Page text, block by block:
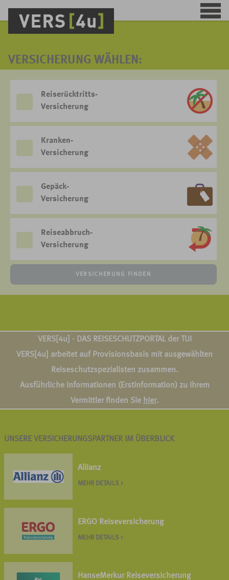
VERSICHERUNG WÄHLEN:
Reiserücktritts-
Versicherung
Kranken-
Versicherung
Gepäck-
Versicherung
Reiseabbruch-
Versicherung
VERSICHERUNG FINDEN
VERS[4u] - DAS REISESCHUTZPORTAL der TUI
VERS[4u] arbeitet auf Provisionsbasis mit ausgewählten
Reiseschutzspezialisten zusammen.
Ausführliche Informationen (Erstinformation) zu Ihrem
Vermittler finden Sie hier.
UNSERE VERSICHERUNGSPARTNER IM ÜBERBLICK
Allianz
MEHR DETAILS >
ERGO Reiseversicherung
MEHR DETAILS >
HanseMerkur Reiseversicherung